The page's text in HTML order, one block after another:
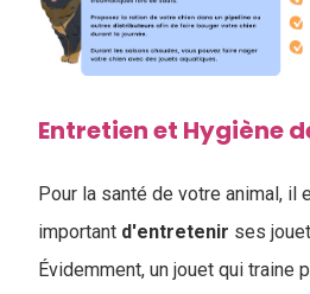
Entretien et Hygiène
Pour la santé de votre animal, il
important d'entretenir ses
Évidemment, un jouet qui traine